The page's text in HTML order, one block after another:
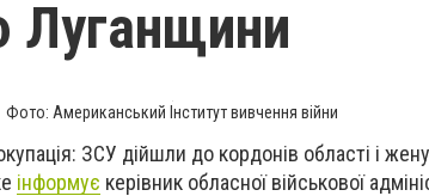
Луганщини
Фото: Американський Інститут вивчення війни
ЗСУ дійшли до кордонів області і
інформує керівник обласної військової